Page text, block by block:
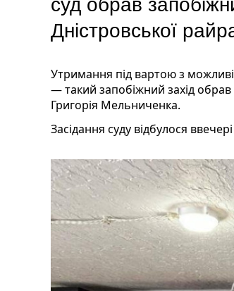
Дністровської
Утримання під вартою з
— такий запобіжний захід обрав
Григорія Мельниченка.
Засідання суду відбулося